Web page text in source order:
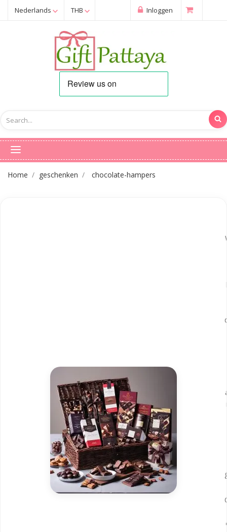
Nederlands THB Inloggen
Home geschenken chocolate-hampers